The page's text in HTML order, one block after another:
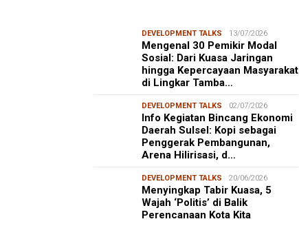
DEVELOPMENT TALKS 13/07/2026
Mengenal 30 Pemikir Modal
Sosial: Dari Kuasa Jaringan
hingga Kepercayaan Masyarakat
di Lingkar Tamba…
DEVELOPMENT TALKS 02/07/2026
Info Kegiatan Bincang Ekonomi
Daerah Sulsel: Kopi sebagai
Penggerak Pembangunan,
Arena Hilirisasi, d…
DEVELOPMENT TALKS 20/06/2026
Menyingkap Tabir Kuasa, 5
Wajah ‘Politis’ di Balik
Perencanaan Kota Kita